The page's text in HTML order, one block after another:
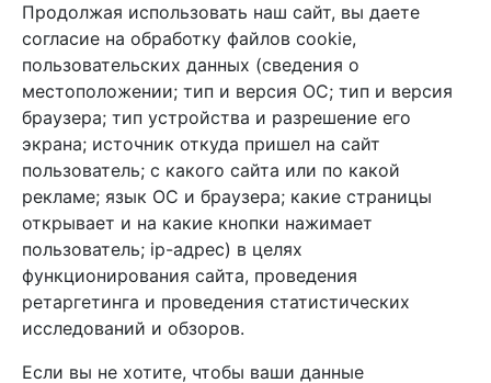
+7 (495) 933-38-08
info@arben-textile.ru- оптовые продажи
Арбен текстиль г. Щелково, пер.
1-й Советский д.25, владение 2.
Мы в соц. сетях
Продолжая использовать наш сайт, вы даете
согласие на обработку файлов cookie,
пользовательских данных (сведения о
местоположении; тип и версия ОС; тип и версия
браузера; тип устройства и разрешение его
экрана; источник откуда пришел на сайт
пользователь; с какого сайта или по какой
рекламе; язык ОС и браузера; какие страницы
открывает и на какие кнопки нажимает
пользователь; ip-адрес) в целях
функционирования сайта, проведения
ретаргетинга и проведения статистических
исследований и обзоров.
Если вы не хотите, чтобы ваши данные